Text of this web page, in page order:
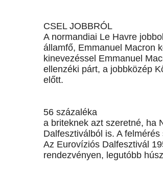
CSEL JOBBRÓL
A normandiai Le Havre
államfő, Emmanuel Macron
kinevezéssel Emmanuel
ellenzéki párt, a jobbközép
előtt.
56 százaléka
a briteknek azt szeretné, ha
Dalfesztiválból is. A
Az Eurovíziós Dalfesztivál
rendezvényen, legutóbb